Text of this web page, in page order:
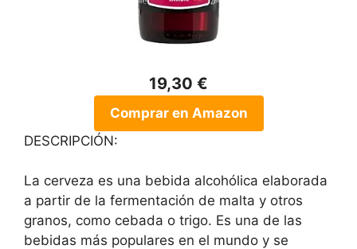
19,30 €
Comprar en Amazon
DESCRIPCIÓN:
La cerveza es una bebida alcohólica elaborada
a partir de la fermentación de malta y otros
granos, como cebada o trigo. Es una de las
bebidas más populares en el mundo y se